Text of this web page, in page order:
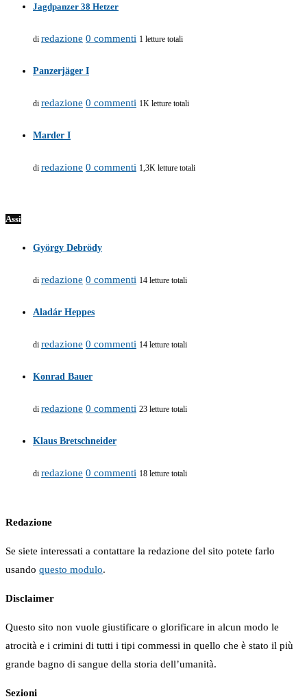
Jagdpanzer 38 Hetzer
di redazione 0 commenti 1 letture totali
Panzerjäger I
di redazione 0 commenti 1K letture totali
Marder I
di redazione 0 commenti 1,3K letture totali
Assi
György Debrödy
di redazione 0 commenti 14 letture totali
Aladár Heppes
di redazione 0 commenti 14 letture totali
Konrad Bauer
di redazione 0 commenti 23 letture totali
Klaus Bretschneider
di redazione 0 commenti 18 letture totali
Redazione
Se siete interessati a contattare la redazione del sito potete farlo
usando questo modulo.
Disclaimer
Questo sito non vuole giustificare o glorificare in alcun modo le
atrocità e i crimini di tutti i tipi commessi in quello che è stato il più
grande bagno di sangue della storia dell’umanità.
Sezioni